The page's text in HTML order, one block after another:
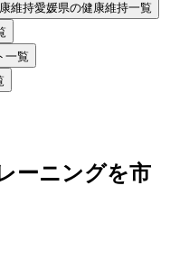
維持愛媛県の健康維持一覧
一覧
ーニングを市